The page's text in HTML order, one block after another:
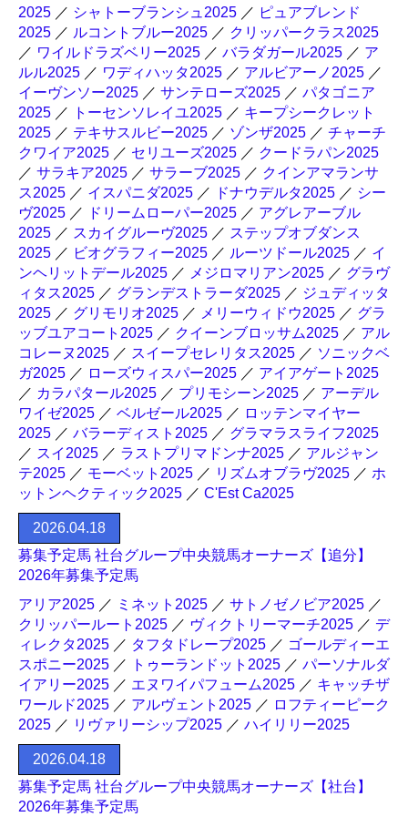
2025 ／ シャトーブランシュ2025 ／ ピュアブレンド
2025 ／ ルコントブルー2025 ／ クリッパークラス2025
／ ワイルドラズベリー2025 ／ バラダガール2025 ／ ア
ルル2025 ／ ワディハッタ2025 ／ アルビアーノ2025 ／
イーヴンソー2025 ／ サンテローズ2025 ／ パタゴニア
2025 ／ トーセンソレイユ2025 ／ キープシークレット
2025 ／ テキサスルビー2025 ／ ゾンザ2025 ／ チャーチ
クワイア2025 ／ セリユーズ2025 ／ クードラパン2025
／ サラキア2025 ／ サラーブ2025 ／ クインアマランサ
ス2025 ／ イスパニダ2025 ／ ドナウデルタ2025 ／ シー
ヴ2025 ／ ドリームローパー2025 ／ アグレアーブル
2025 ／ スカイグルーヴ2025 ／ ステップオブダンス
2025 ／ ビオグラフィー2025 ／ ルーツドール2025 ／ イ
ンヘリットデール2025 ／ メジロマリアン2025 ／ グラヴ
ィタス2025 ／ グランデストラーダ2025 ／ ジュディッタ
2025 ／ グリモリオ2025 ／ メリーウィドウ2025 ／ グラ
ッブユアコート2025 ／ クイーンブロッサム2025 ／ アル
コレーヌ2025 ／ スイープセレリタス2025 ／ ソニックベ
ガ2025 ／ ローズウィスパー2025 ／ アイアゲート2025
／ カラパタール2025 ／ プリモシーン2025 ／ アーデル
ワイゼ2025 ／ ベルゼール2025 ／ ロッテンマイヤー
2025 ／ バラーディスト2025 ／ グラマラスライフ2025
／ スイ2025 ／ ラストプリマドンナ2025 ／ アルジャン
テ2025 ／ モーベット2025 ／ リズムオブラヴ2025 ／ ホ
ットンヘクティック2025 ／ C'Est Ca2025
2026.04.18
募集予定馬 社台グループ中央競馬オーナーズ【追分】
2026年募集予定馬
アリア2025 ／ ミネット2025 ／ サトノゼノビア2025 ／
クリッパールート2025 ／ ヴィクトリーマーチ2025 ／ デ
ィレクタ2025 ／ タフタドレープ2025 ／ ゴールディーエ
スポニー2025 ／ トゥーランドット2025 ／ パーソナルダ
イアリー2025 ／ エヌワイパフューム2025 ／ キャッチザ
ワールド2025 ／ アルヴェント2025 ／ ロフティーピーク
2025 ／ リヴァリーシップ2025 ／ ハイリリー2025
2026.04.18
募集予定馬 社台グループ中央競馬オーナーズ【社台】
2026年募集予定馬